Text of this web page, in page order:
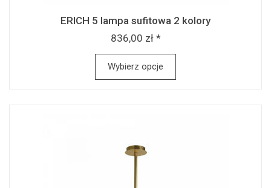
ERICH 5 lampa sufitowa 2 kolory
836,00 zł *
Wybierz opcje